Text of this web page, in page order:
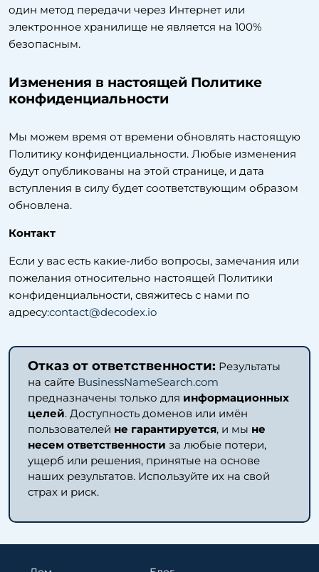
один метод передачи через Интернет или
электронное хранилище не является на 100%
безопасным.
Изменения в настоящей Политике
конфиденциальности
Мы можем время от времени обновлять настоящую
Политику конфиденциальности. Любые изменения
будут опубликованы на этой странице, и дата
вступления в силу будет соответствующим образом
обновлена.
Контакт
Если у вас есть какие-либо вопросы, замечания или
пожелания относительно настоящей Политики
конфиденциальности, свяжитесь с нами по
адресу:contact@decodex.io
Отказ от ответственности: Результаты
на сайте BusinessNameSearch.com
предназначены только для информационных
целей. Доступность доменов или имён
пользователей не гарантируется, и мы не
несем ответственности за любые потери,
ущерб или решения, принятые на основе
наших результатов. Используйте их на свой
страх и риск.